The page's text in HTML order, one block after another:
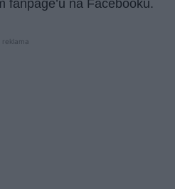
fanpage’u na Facebooku.
reklama